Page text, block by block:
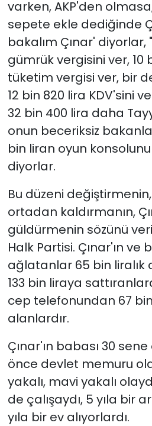
varken, AKP'den
sepete ekle dediğinde
bakalım Çınar' diyorlar,
gümrük vergisini ver, 10
tüketim vergisi ver, bir
12 bin 820 lira KDV'sini
32 bin 400 lira daha
onun beceriksiz
bin liran oyun konsolunu
diyorlar.
Bu düzeni
ortadan kaldırmanın,
güldürmenin sözünü
Halk Partisi. Çınar'ın ve
ağlatanlar 65 bin liralık
133 bin liraya
cep telefonundan 67
alanlardır.
Çınar'ın babası 30
önce devlet memuru
yakalı, mavi yakalı
de çalışaydı, 5 yıla bir
yıla bir ev alıyorlardı.